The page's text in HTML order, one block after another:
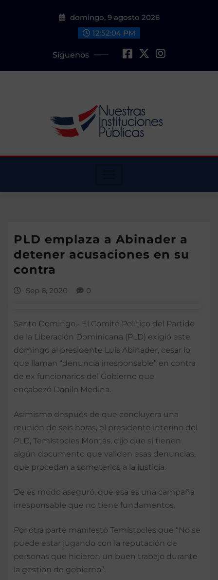
domingo, 9 agosto 2026
12:52:05 PM
Síguenos
PLD emplaza a Abinader a
detener acusaciones en su
contra
Sep 6, 2020 0
Santo Domingo.- El Comité Político del Partido
de la Liberación Dominicana (PLD) exigió este
domingo al presidente Luis Abinader, cesar lo
que llaman “denuncia irresponsable” en contra
de ex funcionarios del Gobierno que
encabezó Danilo Medina.
Asimismo después de que concluyera una
reunión de seis horas, el presidente interino del
PLD, Temístocles Montás, dijo que sí tienen
algún documento que validen esas denuncias,
que procedan a someterlos a la justicia.
De es modo aseguró, que esa es una campaña
irresponsable que no tiene fundamentos.
Por otra parte manifestó Temístocles que “No se
puede estar jugando con la reputación de
personas que hicieron un buen trabajo durante
la gestión de gobierno”.